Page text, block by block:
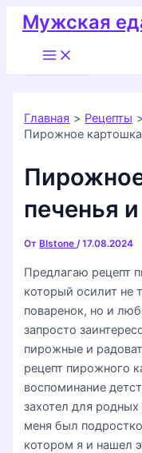
Перейти
содержимому
Мужская
Main
Menu
Главная Рецепты
Пирожное картошка
печенья
От Blstone/17.08.2024
Предлагаю рецепт
который осилит не
поваренок, но и
запросто
пирожные и
рецепт пирожного
воспоминание
захотел для родных
меня был
котором я и нашел